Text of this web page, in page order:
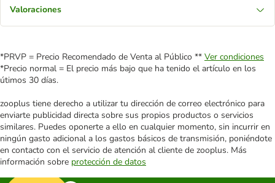
Valoraciones
*PRVP = Precio Recomendado de Venta al Público ** Ver condiciones
*Precio normal = El precio más bajo que ha tenido el artículo en los
útimos 30 días.
zooplus tiene derecho a utilizar tu dirección de correo electrónico para
enviarte publicidad directa sobre sus propios productos o servicios
similares. Puedes oponerte a ello en cualquier momento, sin incurrir en
ningún gasto adicional a los gastos básicos de transmisión, poniéndote
en contacto con el servicio de atención al cliente de zooplus. Más
información sobre protección de datos